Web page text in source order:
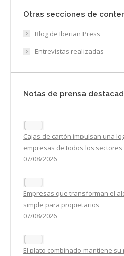
Otras secciones de
Blog de Iberian Press
Entrevistas realizadas
Notas de prensa
Cajas de cartón impulsan una
empresas de todos los sectores
07/08/2026
Empresas que transforman el
simple para propietarios
07/08/2026
El plato combinado mantiene